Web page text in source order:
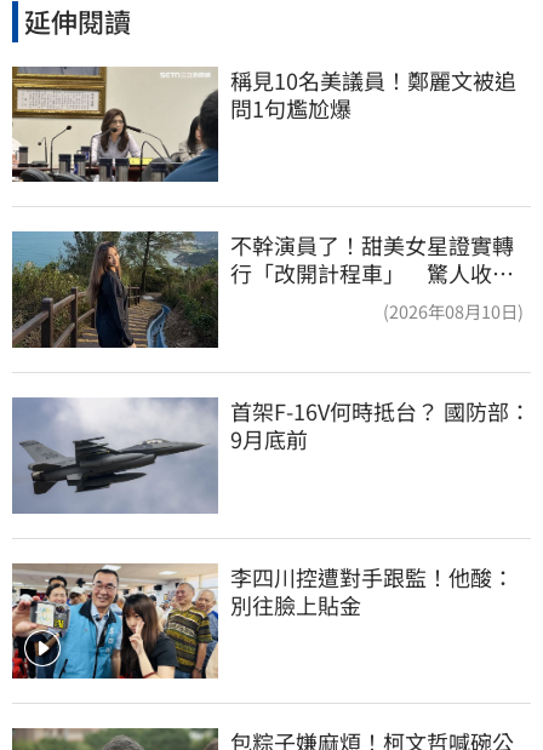
延伸閱讀
稱見10名美議員！鄭麗文被追
問1句尷尬爆
不幹演員了！甜美女星證實轉
行「改開計程車」 驚人收入
(2026年08月10日)
首架F-16V何時抵台？ 國防部：
9月底前
李四川控遭對手跟監！他酸：
別往臉上貼金
包粽子嫌麻煩！柯文哲喊碗公